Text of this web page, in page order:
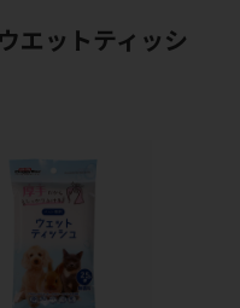
エットティッシ